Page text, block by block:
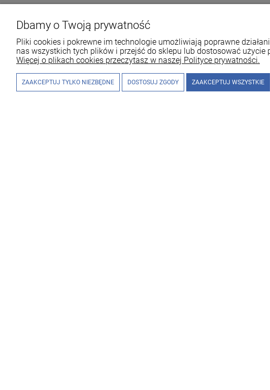
Dbamy o Twoją prywatność
Pliki cookies i pokrewne im technologie umożliwiają poprawne
nas wszystkich tych plików i przejść do sklepu lub dostosować
Więcej o plikach cookies przeczytasz w naszej Polityce prywatności.
ZAAKCEPTUJ TYLKO NIEZBĘDNE DOSTOSUJ ZGODY ZAAKCEPTUJ WSZYSTKIE